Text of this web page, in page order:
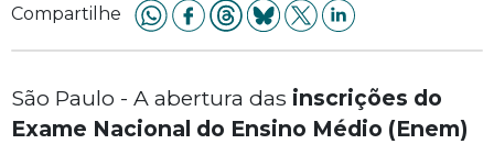
Compartilhe
São Paulo - A abertura das inscrições do
Exame Nacional do Ensino Médio (Enem)